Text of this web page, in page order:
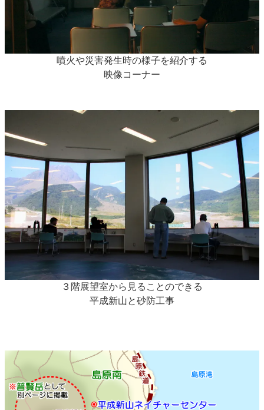
噴火や災害発生時の様子を紹介する
映像コーナー
３階展望室から見ることのできる
平成新山と砂防工事